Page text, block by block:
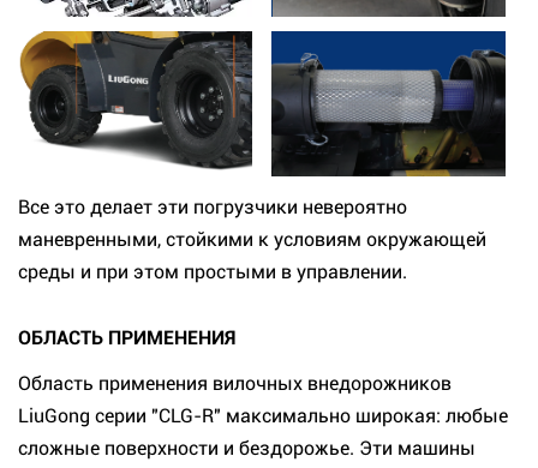
Все это делает эти погрузчики невероятно
маневренными, стойкими к условиям окружающей
среды и при этом простыми в управлении.
ОБЛАСТЬ ПРИМЕНЕНИЯ
Область применения вилочных внедорожников
LiuGong серии "CLG-R" максимально широкая: любые
сложные поверхности и бездорожье. Эти машины